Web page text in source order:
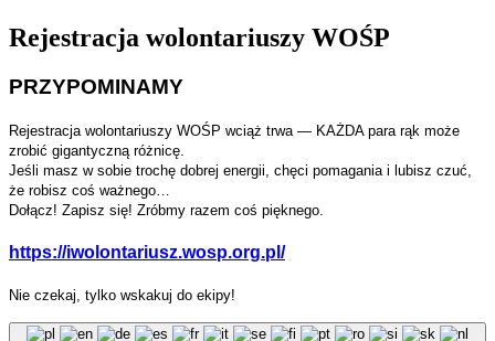
Rejestracja wolontariuszy WOŚP
PRZYPOMINAMY
Rejestracja wolontariuszy WOŚP wciąż trwa — KAŻDA para rąk może
zrobić gigantyczną różnicę.
Jeśli masz w sobie trochę dobrej energii, chęci pomagania i lubisz czuć,
że robisz coś ważnego…
Dołącz! Zapisz się! Zróbmy razem coś pięknego.
https://iwolontariusz.wosp.org.pl/
Nie czekaj, tylko wskakuj do ekipy!